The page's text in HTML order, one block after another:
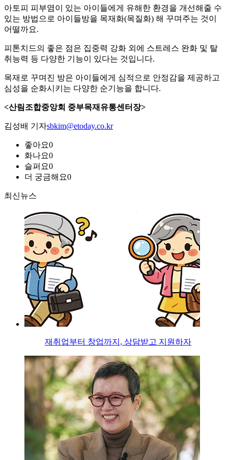
아토피 피부염이 있는 아이들에게 유해한 환경을 개선해줄 수
있는 방법으로 아이들방을 목재화(목질화) 해 꾸며주는 것이
어떨까요.
피톤치드의 좋은 점은 집중력 강화 외에 스트레스 완화 및 탈
취능력 등 다양한 기능이 있다는 것입니다.
목재로 꾸며진 방은 아이들에게 심적으로 안정감을 제공하고
심성을 순화시키는 다양한 순기능을 합니다.
<산림조합중앙회 중부목재유통센터장>
김성배 기자sbkim@etoday.co.kr
좋아요0
화나요0
슬퍼요0
더 궁금해요0
최신뉴스
재취업부터 창업까지, 상담받고 지원하자